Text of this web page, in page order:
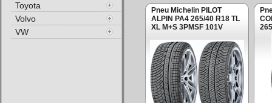
Pneu Michelin PILOT
ALPIN PA4 265/40 R18 TL
XL M+S 3PMSF 101V
Toyota
Volvo
VW